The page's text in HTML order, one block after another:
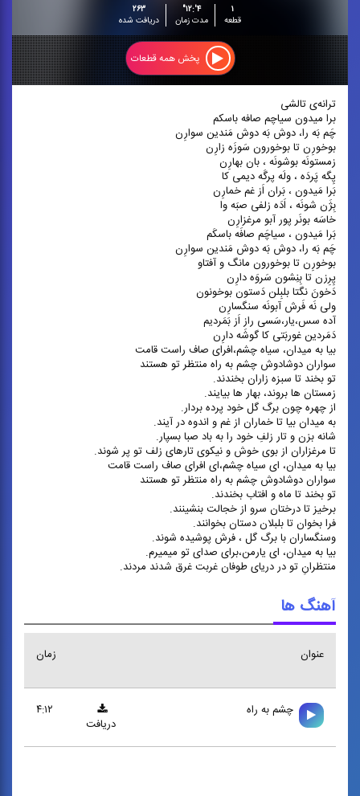
۱
قطعه
۴':۱۲"
مدت زمان
۲۶۳
دریافت شده
پخش همه قطعات
ترانه‌ی تالشی
برا میدون سیاچم صافه باسکم
چَم بَه را، دوش بَه دوش مَندین سوارِن
بوخورِن تا بوخورون سَوزَه زارِن
زمستونَه بوشونَه ، بان بهارِن
پِگه پَردَه ، ولَه پرگَه دیمی کا
بَرا مَیدون ، بَران اَز غم خمارِن
بِژَن شونَه ، اَدَه زلفی صبَه وا
خاسَه بونَر پور آبو مرغزارِن
بَرا مَیدون ، سیاچَم صافَه باسکَم
چَم بَه را، دوش بَه دوش مَندین سوارِن
بوخورِن تا بوخورون مانگ و آفتاو
پِرِزن تا بِنِشون سَروَه دارِن
دَخونَ نگتا بلبِلن دَستون بوخونون
ولی نَه فَرش آبونَه سنگسارِن
آده سس،یار،سَسی راز اَز بَمَردیم
دَمَردین غوربَتی کا گوشَه دارِن
بیا به میدان، سیاه چشم،افرای صاف راست قامت
سواران دوشادوش چشم به راه منتظر تو هستند
تو بخند تا سبزه زاران بخندند.
زمستان ها بروند، بهار ها بیایند.
از چهره چون برگ گل خود پرده بردار.
به میدان بیا تا خماران از غم و اندوه در آیند.
شانه بزن و تار زلفِ خود را به باد صبا بسپار.
تا مرغزاران از بوی خوش و نیکوی تارهای زلف تو پر شوند.
بیا به میدان، ای سیاه چشم،ای افرای صاف راست قامت
سواران دوشادوش چشم به راه منتظر تو هستند
تو بخند تا ماه و افتاب بخندند.
برخیز تا درختان سرو از خجالت بنشینند.
فرا بخوان تا بلبلان دستان بخوانند.
وسنگساران با برگ گل ، فرش پوشیده شوند.
بیا به میدان، ای یارمن،برای صدای تو میمیرم.
منتظرانِ تو در دریای طوفان غربت غرق شدند مردند. ‏
آهنگ ها
عنوان زمان
چشم به راه
۴:۱۲
دریافت